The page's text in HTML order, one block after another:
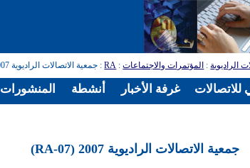
الراديوية: المؤتمرات والاجتماعات:
RA: جمعية الاتصالات الراديوية 2007 (RA-07)
جمعية الاتصالات الراديوية 2007 (RA-07)
المنشورات أنشطة غرفة الأخبار للاتصالات